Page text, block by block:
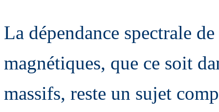
La dépendance spectrale
magnétiques, que ce soit
massifs, reste un sujet